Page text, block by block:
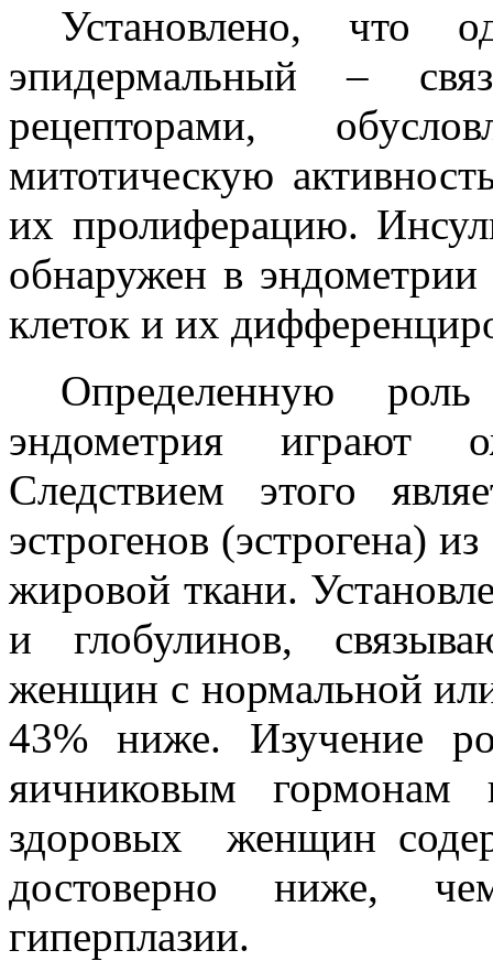
Установлено, что
эпидермальный –
рецепторами,
митотическую
их пролиферацию.
обнаружен в эндометрии
клеток и их
Определенную
эндометрия играют
Следствием этого
эстрогенов (эстрогена)
жировой ткани.
и глобулинов,
женщин с нормальной
43% ниже. Изучение
яичниковым гормонам
здоровых
женщин
достоверно ниже,
гиперплазии.